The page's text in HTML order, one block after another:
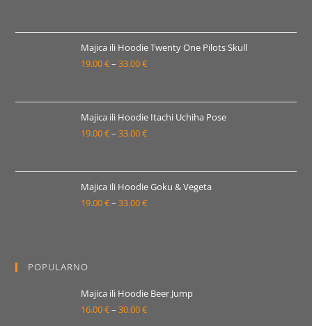
19.00 €
do
Majica ili Hoodie Twenty One Pilots Skull
19.00€– 33.00€Raspon
19.00 €
do
Majica ili Hoodie Itachi Uchiha Pose
19.00€– 33.00€Raspon
19.00 €
do
Majica ili Hoodie Goku & Vegeta
19.00€– 33.00€Raspon
33.00 €
POPULARNO
Majica ili Hoodie Beer Jump
16.00€– 30.00€Raspon